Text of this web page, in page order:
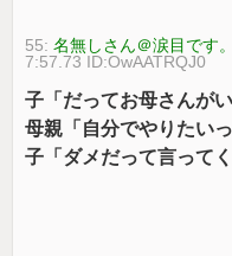
55:名無しさん＠涙目です
7:57.73 ID:OwAATRQJ0
子「だってお母さんが
母親「自分でやりたい
子「ダメだって言って